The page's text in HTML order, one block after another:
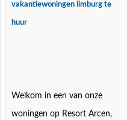
vakantiewoningen limburg te
huur
Welkom in een van onze
woningen op Resort Arcen,